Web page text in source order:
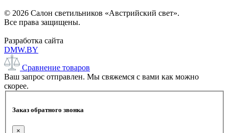
© 2026 Салон светильников «Австрийский свет».
Все права защищены.
Разработка сайта
DMW.BY
Сравнение товаров
Ваш запрос отправлен. Мы свяжемся с вами как можно
скорее.
Заказ обратного звонка
×